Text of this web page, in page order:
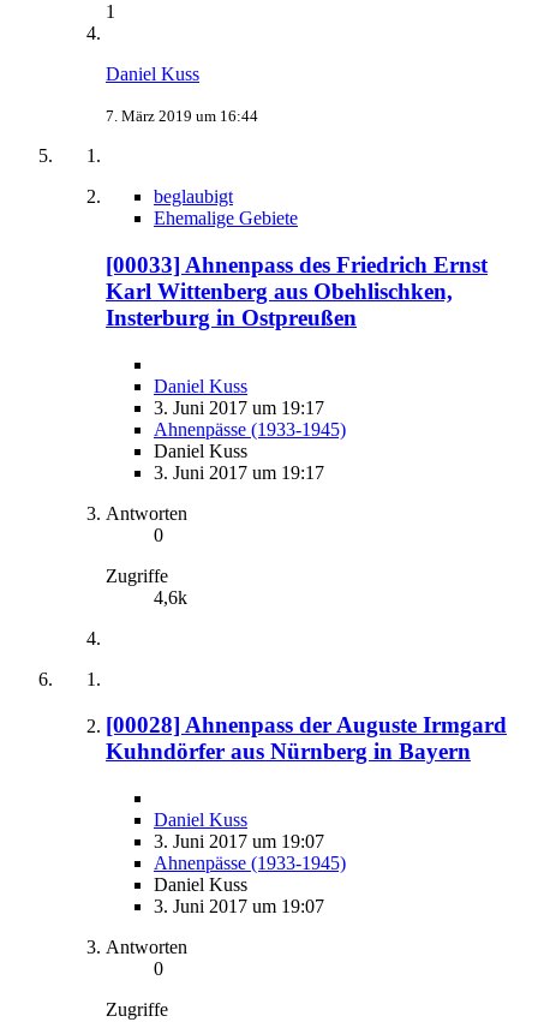
1
Daniel Kuss
7. März 2019 um 16:44
beglaubigt
Ehemalige Gebiete
[00033] Ahnenpass des Friedrich Ernst
Karl Wittenberg aus Obehlischken,
Insterburg in Ostpreußen
Daniel Kuss
3. Juni 2017 um 19:17
Ahnenpässe (1933-1945)
Daniel Kuss
3. Juni 2017 um 19:17
Antworten
0
Zugriffe
4,6k
[00028] Ahnenpass der Auguste Irmgard
Kuhndörfer aus Nürnberg in Bayern
Daniel Kuss
3. Juni 2017 um 19:07
Ahnenpässe (1933-1945)
Daniel Kuss
3. Juni 2017 um 19:07
Antworten
0
Zugriffe